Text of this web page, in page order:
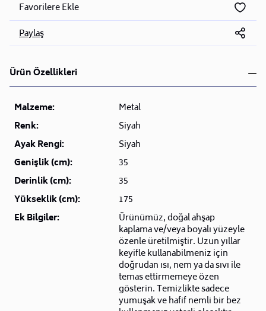
Favorilere Ekle
Paylaş
Ürün Özellikleri
Malzeme:
Metal
Renk:
Siyah
Ayak Rengi:
Siyah
Genişlik (cm):
35
Derinlik (cm):
35
Yükseklik (cm):
175
Ek Bilgiler:
Ürünümüz, doğal ahşap
kaplama ve/veya boyalı yüzeyle
özenle üretilmiştir. Uzun yıllar
keyifle kullanabilmeniz için
doğrudan ısı, nem ya da sıvı ile
temas ettirmemeye özen
gösterin. Temizlikte sadece
yumuşak ve hafif nemli bir bez